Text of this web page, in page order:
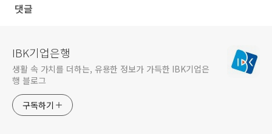
댓글
IBK기업은행
생활 속 가치를 더하는, 유용한 정보가 가득한 IBK기업은
행 블로그
구독하기